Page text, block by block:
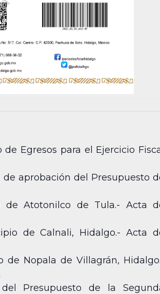
Egresos para el Ejercicio
aprobación del Presupuesto
de Atotonilco de Tula.- Acta
de Calnali, Hidalgo.- Acta
Nopala de Villagrán,
Presupuesto de la